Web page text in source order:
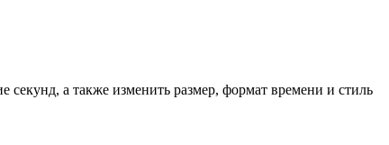
а также изменить размер, формат времени и стиль